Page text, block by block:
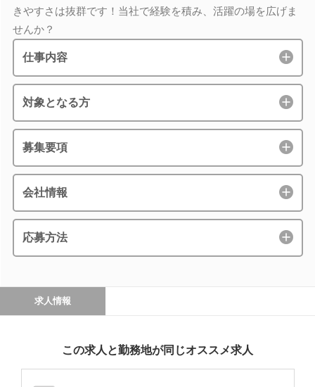
きやすさは抜群です！当社で経験を積み、活躍の場を広げま
せんか？
仕事内容
対象となる方
募集要項
会社情報
応募方法
求人情報
この求人と勤務地が同じオススメ求人